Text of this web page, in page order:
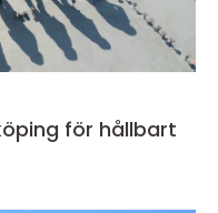
för hållbart